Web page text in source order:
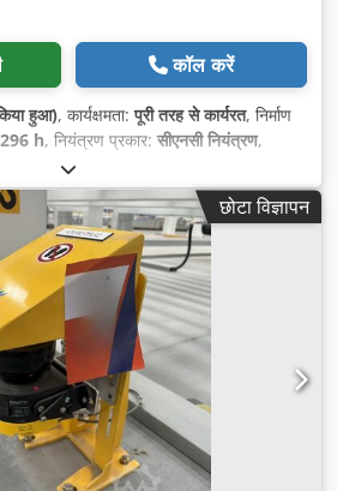
कॉल करें
हुआ), कार्यक्षमता:पूरी तरह से कार्यरत, निर्माण
296 h, नियंत्रण प्रकार: सीएनसी नियंत्रण,
छोटा विज्ञापन